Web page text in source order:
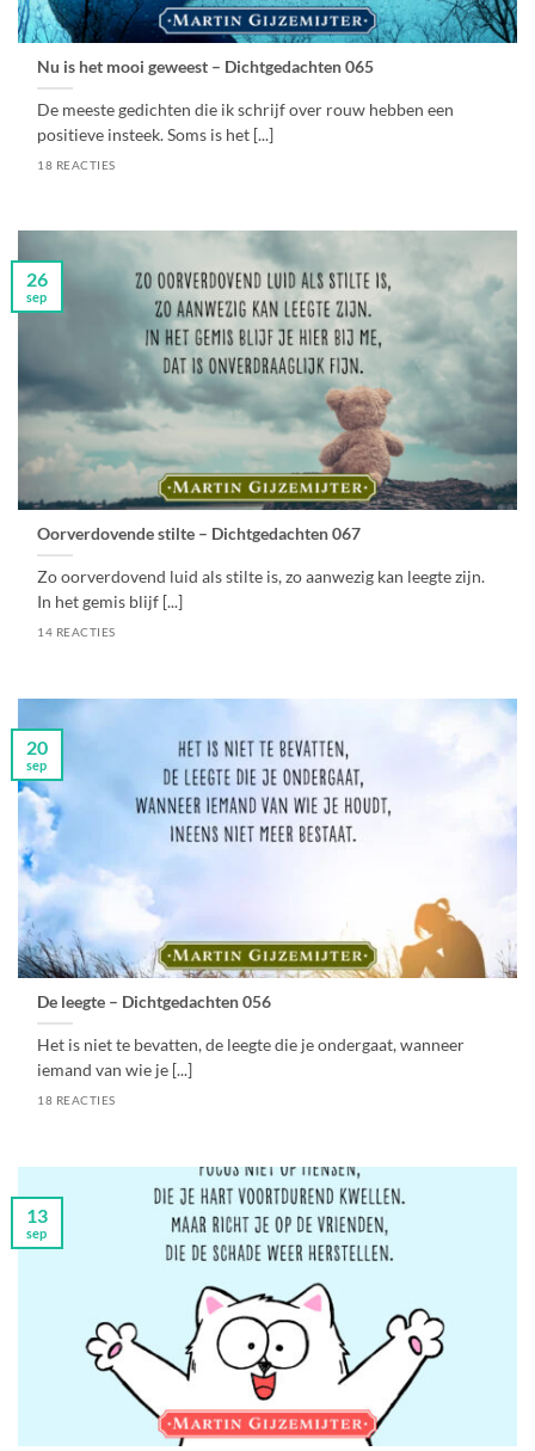
Nu is het mooi geweest – Dichtgedachten 065
De meeste gedichten die ik schrijf over rouw hebben een
positieve insteek. Soms is het [...]
18 REACTIES
Oorverdovende stilte – Dichtgedachten 067
Zo oorverdovend luid als stilte is, zo aanwezig kan leegte zijn.
In het gemis blijf [...]
14 REACTIES
26
sep
De leegte – Dichtgedachten 056
Het is niet te bevatten, de leegte die je ondergaat, wanneer
iemand van wie je [...]
18 REACTIES
20
sep
13
sep